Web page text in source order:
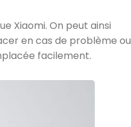
Xiaomi. On peut ainsi
en cas de problème ou
facilement.